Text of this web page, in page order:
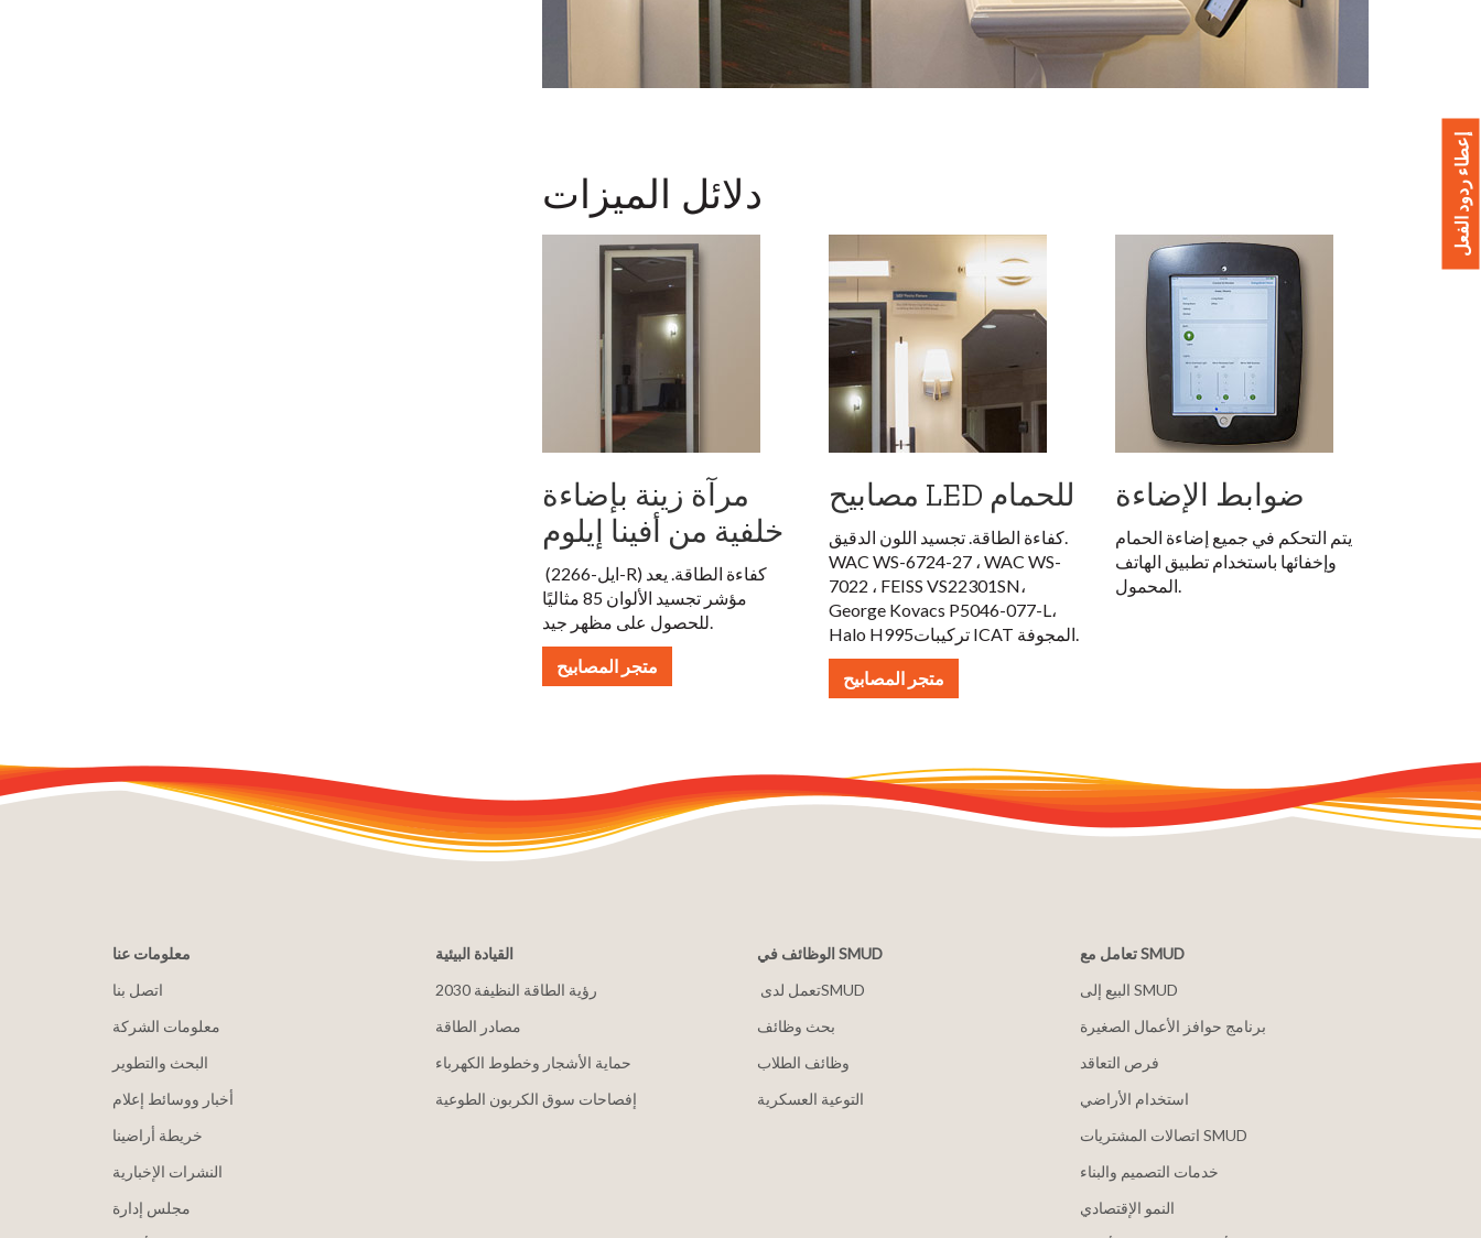
دلائل الميزات
مرآة زينة بإضاءة
خلفية من أفينا إيلوم
(ايل-2266-R) كفاءة الطاقة. يعد
مؤشر تجسيد الألوان 85 مثاليًا
للحصول على مظهر جيد.
متجر المصابيح
مصابيح LED للحمام
كفاءة الطاقة. تجسيد اللون الدقيق.
WAC WS-6724-27 ، WAC WS-
7022 ، FEISS VS22301SN،
George Kovacs P5046-077-L،
Halo H995تركيبات ICAT المجوفة.
متجر المصابيح
ضوابط الإضاءة
يتم التحكم في جميع إضاءة الحمام
وإخفائها باستخدام تطبيق الهاتف
المحمول.
معلومات عنا
اتصل بنا
معلومات الشركة
البحث والتطوير
أخبار ووسائط إعلام
خريطة أراضينا
النشرات الإخبارية
مجلس إدارة
القيادة البيئية
2030 رؤية الطاقة النظيفة
مصادر الطاقة
حماية الأشجار وخطوط الكهرباء
إفصاحات سوق الكربون الطوعية
الوظائف في SMUD
بحث وظائف
وظائف الطلاب
التوعية العسكرية
تعامل مع SMUD
البيع إلى SMUD
برنامج حوافز الأعمال الصغيرة
فرص التعاقد
استخدام الأراضي
اتصالات المشتريات SMUD
خدمات التصميم والبناء
النمو الإقتصادي
إعطاء ردود الفعل